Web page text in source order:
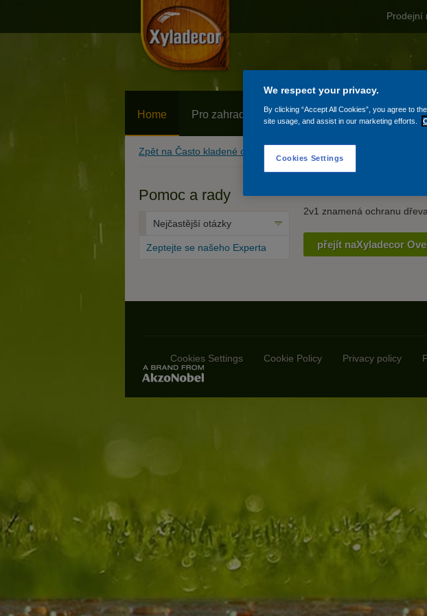
Prodejní
Home Pro zahradu Na dům V domě
Zpět na Často kladené otázky
Pomoc a rady
Nejčastější otázky
Zeptejte se našeho Experta
2v1 znamená ochranu
přejít naXyladecor
Cookie Policy Privacy policy
Cookies Settings
We respect your privacy.
By clicking “Accept All Cookies”, you agree to
site usage, and assist in our marketing efforts.
Cookies Settings